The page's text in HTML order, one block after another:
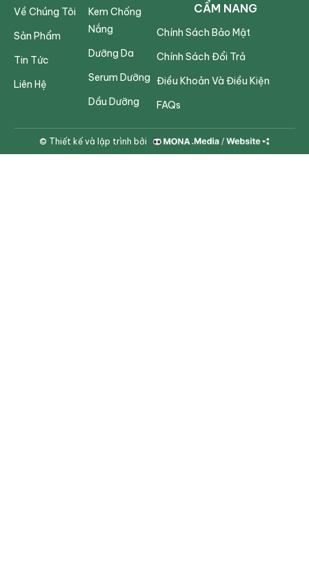
Về Chúng Tôi
Sản Phẩm
Tin Tức
Liên Hệ
Kem Chống
Nắng
Dưỡng Da
Serum Dưỡng
Dầu Dưỡng
CẨM NANG
Chính Sách Bảo Mật
Chính Sách Đổi Trả
Điều Khoản Và Điều Kiện
FAQs
© Thiết kế và lập trình bởi